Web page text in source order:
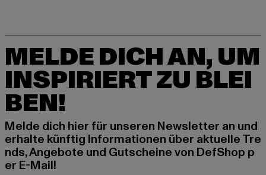
MELDE DICH AN, UM
INSPIRIERT ZU BLEI
BEN!
Melde dich hier für unseren Newsletter an und
erhalte künftig Informationen über aktuelle Tre
nds, Angebote und Gutscheine von DefShop p
er E-Mail!